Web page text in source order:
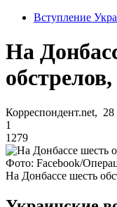
Вступление
На
Корреспондент.net, 28
1
1279
Фото: Facebook/
На Донбассе шесть